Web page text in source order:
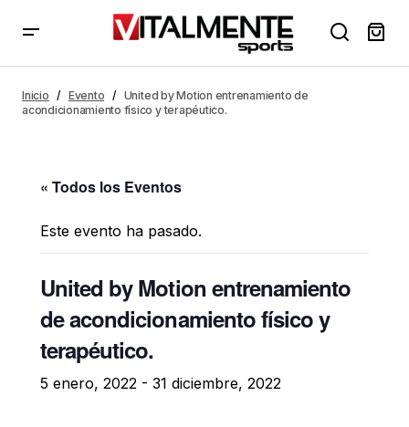
Inicio Evento
United by Motion entrenamiento de
acondicionamiento físico y terapéutico.
« Todos los Eventos
Este evento ha pasado.
United by Motion entrenamiento
de acondicionamiento físico y
terapéutico.
5 enero, 2022 - 31 diciembre, 2022